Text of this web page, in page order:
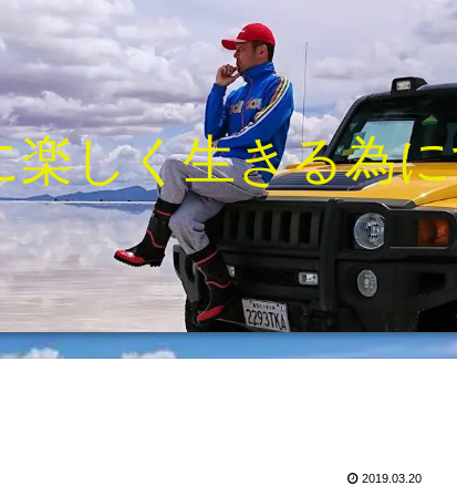
楽しく生きる為
2019.03.20